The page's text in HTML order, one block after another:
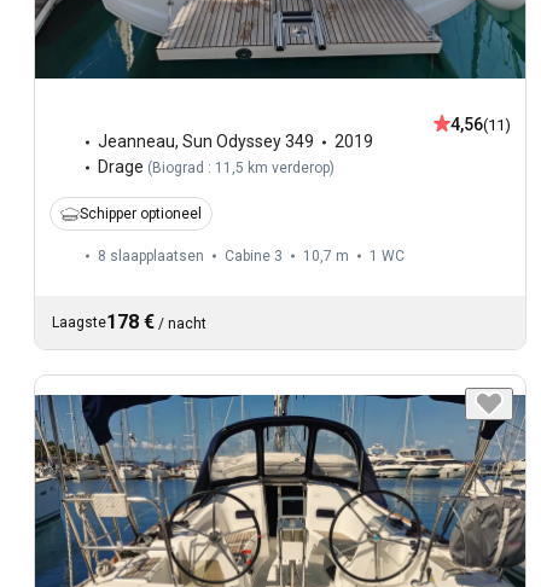
Jeanneau, Sun Odyssey 349
2019
Drage ( Biograd : 11,5 km verderop)
4,56(11)
Schipper optioneel
8 slaapplaatsen Cabine 3 10,7 m 1 WC
Laagste178 € / nacht